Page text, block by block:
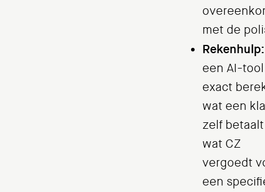
met de
Rekenhulp:
een AI-
exact
wat een
zelf
wat CZ
vergoedt
een